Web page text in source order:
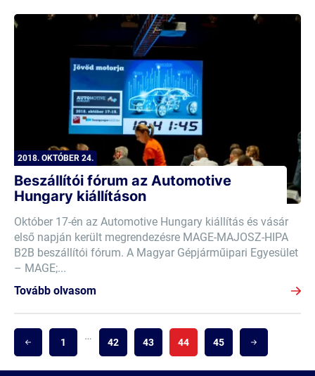
2018. OKTÓBER 24.
Beszállítói fórum az Automotive
Hungary kiállításon
Október 17-én az Automotive Hungary kiállítás és vásár
első napján került megrendezésre MAGE-MAJOSZ-HIPA
B2B beszállítói fórum. A Magyar Gépjárműipari Egyesület
– MAGE;...
Tovább olvasom
1 … 42 43 44 45